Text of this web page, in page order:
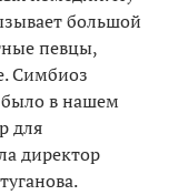
большой
певцы,
Симбиоз
было в нашем
для
директор